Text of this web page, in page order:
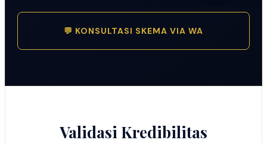
💬 KONSULTASI SKEMA VIA WA
Validasi Kredibilitas